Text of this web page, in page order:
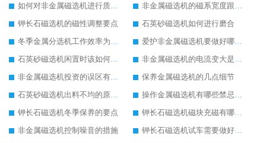
如何对非金属磁选机进行质量监管
非金属磁选机的磁系宽度跟磁系半径
钾长石磁选机的磁性调整要点
石英砂磁选机如何进行磨合
冬季金属分选机工作效率为何会受影响
爱护非金属磁选机要做好哪些方面
石英砂磁选机闲置时该如何处理
非金属磁选机的电流变大是什么造成
非金属磁选机投资的误区有哪些
保养金属磁选机的几点细节
石英砂磁选机出料不均的原因有哪几点
操作金属磁选机有哪些禁忌事项
钾长石磁选机冬季保养的要点
钾长石磁选机磁块充磁有哪几种常用方法
非金属磁选机控制噪音的措施
钾长石磁选机试车需要做好哪些方面